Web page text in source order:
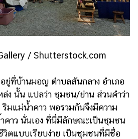
/ Shutterstock.com
บ้านมอญ ตำบลสันกลาง อำเภอ
ล่ง นั้น แปลว่า ชุมชน/ย่าน ส่วนคำว่า
ริมแม่น้ำคาว พอรวมกันจึงมีความ
คาว นั่นเอง ที่นี่มีลักษณะเป็นชุมชน
วิตแบบเรียบง่าย เป็นชุมชนที่มีชื่อ